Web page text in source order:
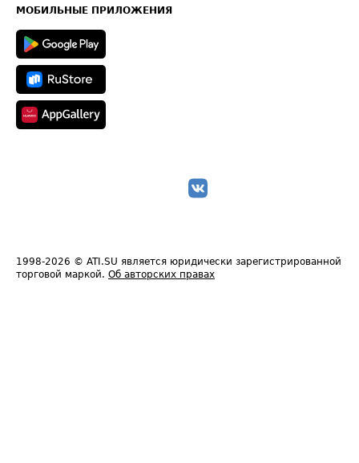
Техническая информация
МОБИЛЬНЫЕ ПРИЛОЖЕНИЯ
1998-2026 © ATI.SU является юридически зарегистрированной
торговой маркой. Об авторских правах